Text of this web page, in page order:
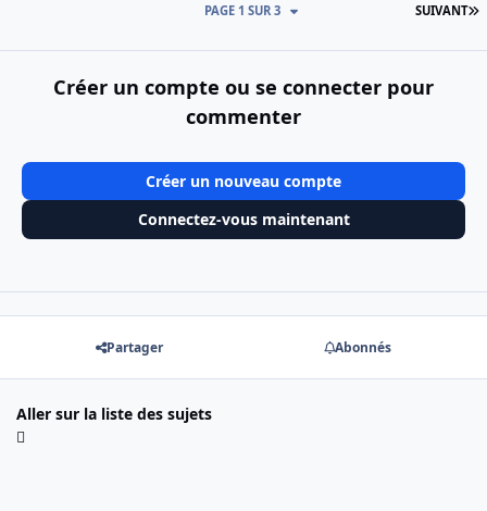
SUIVANT
PAGE 1 SUR 3
Créer un compte ou se connecter pour
commenter
Créer un nouveau compte
Connectez-vous maintenant
Partager Abonnés
Aller sur la liste des sujets